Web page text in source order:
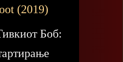
(2019)
Боб: